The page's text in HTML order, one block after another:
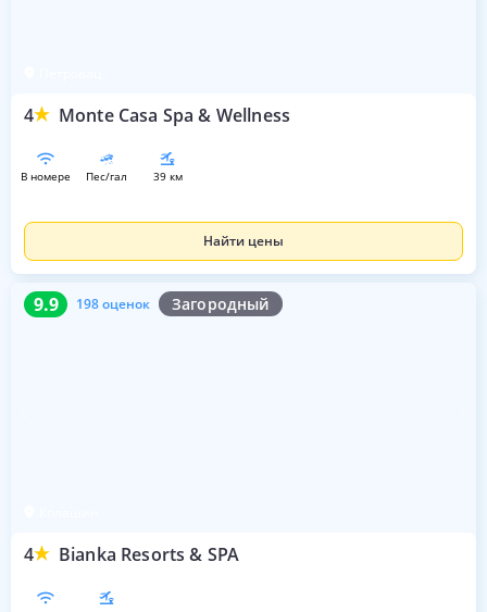
4 Monte Casa Spa & Wellness
в номере пес/гал 39 км
Найти цены
9.9 198 оценок Загородный
4 Bianka Resorts & SPA
9.9 198 оценок